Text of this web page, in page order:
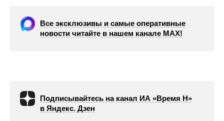
Все эксклюзивы и самые оперативные
новости читайте в нашем канале МАХ!
Подписывайтесь на канал ИА «Время Н»
в Яндекс. Дзен